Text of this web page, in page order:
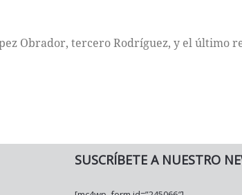
Obrador, tercero Rodríguez, y el último
SUSCRÍBETE A NUESTRO